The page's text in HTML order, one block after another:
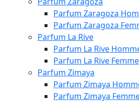
Parfum Zaragoza
Parfum Zaragoza
Parfum La Rive
Parfum La Rive
Parfum La Rive Femme
Parfum Zimaya
Parfum Zimaya
Parfum Zimaya